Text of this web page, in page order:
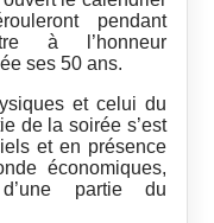
pendant
à l’honneur
ses 50 ans.
et celui du
de la soirée s’est
et en présence
économiques,
d’une partie du